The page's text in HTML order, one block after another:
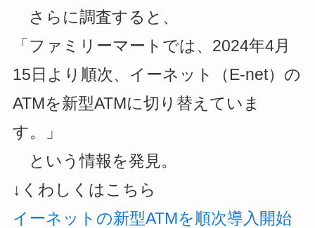
さらに調査すると、
「ファミリーマートでは、2024年4月
15日より順次、イーネット（E-net）の
ATMを新型ATMに切り替えていま
す。」
という情報を発見。
↓くわしくはこちら
イーネットの新型ATMを順次導入開始